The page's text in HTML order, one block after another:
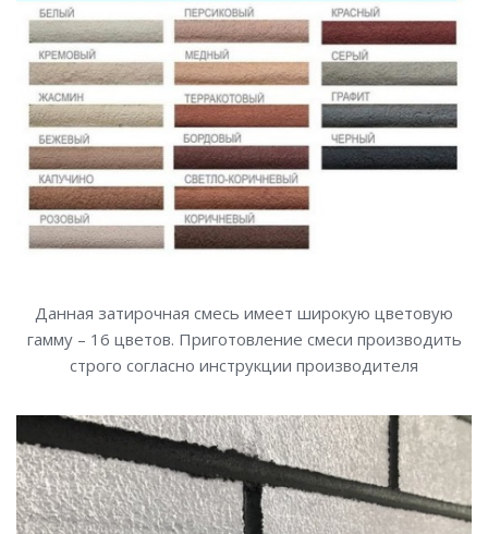
Данная затирочная смесь имеет широкую цветовую
гамму – 16 цветов. Приготовление смеси производить
строго согласно инструкции производителя